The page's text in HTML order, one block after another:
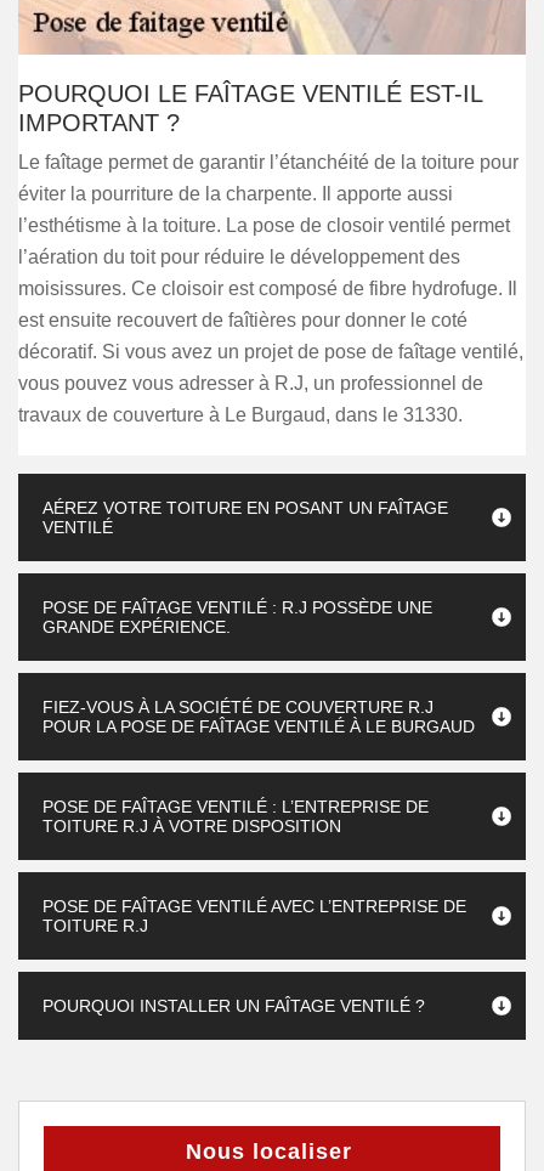
POURQUOI LE FAÎTAGE VENTILÉ EST-IL
IMPORTANT ?
Le faîtage permet de garantir l’étanchéité de la toiture pour
éviter la pourriture de la charpente. Il apporte aussi
l’esthétisme à la toiture. La pose de closoir ventilé permet
l’aération du toit pour réduire le développement des
moisissures. Ce cloisoir est composé de fibre hydrofuge. Il
est ensuite recouvert de faîtières pour donner le coté
décoratif. Si vous avez un projet de pose de faîtage ventilé,
vous pouvez vous adresser à R.J, un professionnel de
travaux de couverture à Le Burgaud, dans le 31330.
AÉREZ VOTRE TOITURE EN POSANT UN FAÎTAGE
VENTILÉ
POSE DE FAÎTAGE VENTILÉ : R.J POSSÈDE UNE
GRANDE EXPÉRIENCE.
FIEZ-VOUS À LA SOCIÉTÉ DE COUVERTURE R.J
POUR LA POSE DE FAÎTAGE VENTILÉ À LE BURGAUD
POSE DE FAÎTAGE VENTILÉ : L’ENTREPRISE DE
TOITURE R.J À VOTRE DISPOSITION
POSE DE FAÎTAGE VENTILÉ AVEC L’ENTREPRISE DE
TOITURE R.J
POURQUOI INSTALLER UN FAÎTAGE VENTILÉ ?
Nous localiser